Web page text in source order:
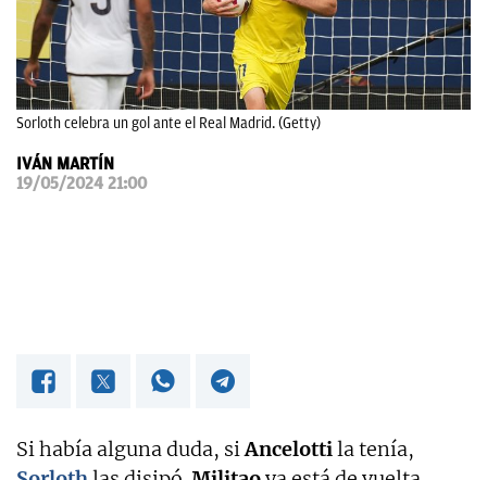
FEMENINO
PAPARAZZI
OKDIARIO
Sorloth celebra un gol ante el Real Madrid. (Getty)
IVÁN MARTÍN
19/05/2024 21:00
Si había alguna duda, siAncelottila tenía,